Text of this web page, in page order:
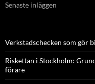
Senaste inläggen
Verkstadschecken som gör
Riskettan i Stockholm:
förare